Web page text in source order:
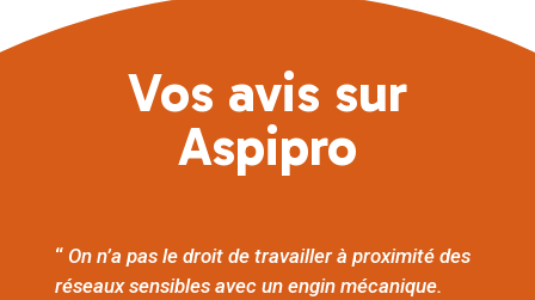
Vos avis sur
Aspipro
“ On n’a pas le droit de travailler à proximité des
réseaux sensibles avec un engin mécanique.